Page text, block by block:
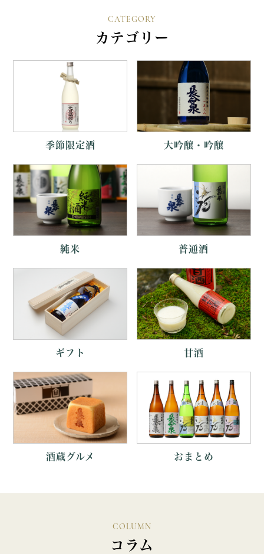
CATEGORY
カテゴリー
季節限定酒 大吟醸・吟醸
純米 普通酒
ギフト 甘酒
酒蔵グルメ おまとめ
COLUMN
コラム